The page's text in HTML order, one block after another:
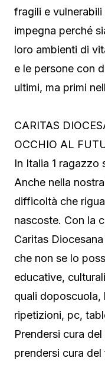
fragili e vulnerabili
impegna perché
loro ambienti di
e le persone con
ultimi, ma primi
CARITAS
OCCHIO AL
In Italia 1 ragazzo
Anche nella
difficoltà che
nascoste. Con la
Caritas
che non se lo
educative,
quali doposcuola,
ripetizioni, pc,
Prendersi cura
prendersi cura del